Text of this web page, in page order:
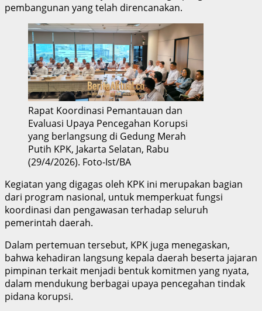
pembangunan yang telah direncanakan.
Rapat Koordinasi Pemantauan dan
Evaluasi Upaya Pencegahan Korupsi
yang berlangsung di Gedung Merah
Putih KPK, Jakarta Selatan, Rabu
(29/4/2026). Foto-Ist/BA
Kegiatan yang digagas oleh KPK ini merupakan bagian
dari program nasional, untuk memperkuat fungsi
koordinasi dan pengawasan terhadap seluruh
pemerintah daerah.
Dalam pertemuan tersebut, KPK juga menegaskan,
bahwa kehadiran langsung kepala daerah beserta jajaran
pimpinan terkait menjadi bentuk komitmen yang nyata,
dalam mendukung berbagai upaya pencegahan tindak
pidana korupsi.